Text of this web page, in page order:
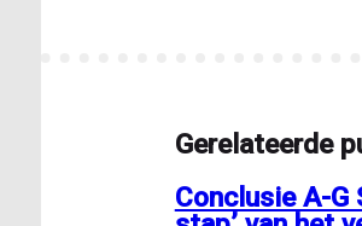
Gerelateerde
Conclusie A-G